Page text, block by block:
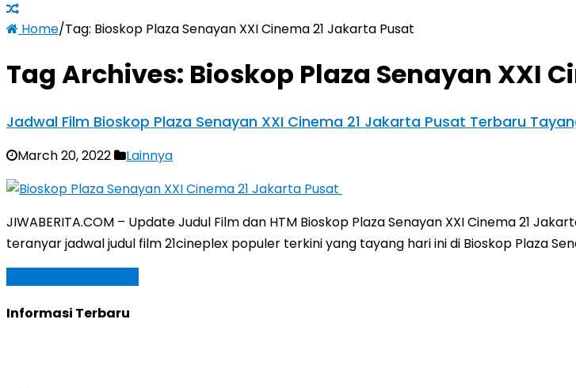
Home/Tag: Bioskop Plaza Senayan XXI Cinema 21 Jakarta Pusat
Tag Archives: Bioskop Plaza Senayan XXI
Jadwal Film Bioskop Plaza Senayan XXI Cinema 21 Jakarta Pusat Terbaru
March 20, 2022 Lainnya
JIWABERITA.COM – Update Judul Film dan HTM Bioskop Plaza Senayan XXI Cinema 21
teranyar jadwal judul film 21cineplex populer terkini yang tayang hari ini di Bioskop Plaza
Informasi Terbaru